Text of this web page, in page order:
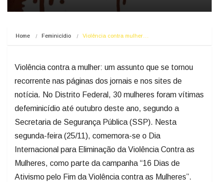
Home Feminicídio Violência contra mulher…
Violência contra a mulher: um assunto que se tornou
recorrente nas páginas dos jornais e nos sites de
notícia. No Distrito Federal, 30 mulheres foram vítimas
defeminicídio até outubro deste ano, segundo a
Secretaria de Segurança Pública (SSP). Nesta
segunda-feira (25/11), comemora-se o Dia
Internacional para Eliminação da Violência Contra as
Mulheres, como parte da campanha “16 Dias de
Ativismo pelo Fim da Violência contra as Mulheres”.